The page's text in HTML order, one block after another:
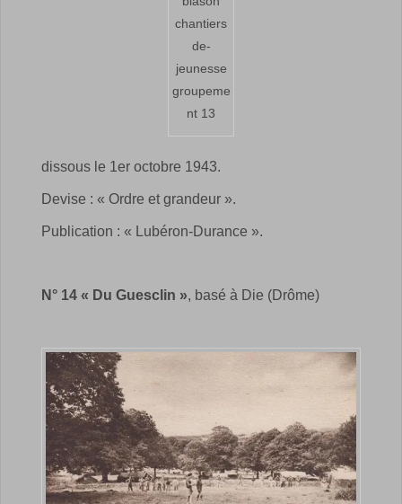
chantiers
de-
jeunesse
groupeme
nt 13
dissous le 1er octobre 1943.
Devise : « Ordre et grandeur ».
Publication : « Lubéron-Durance ».
N° 14 « Du Guesclin », basé à Die (Drôme)